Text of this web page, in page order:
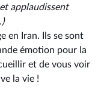
applaudissent
en Iran. Ils se sont
émotion pour la
et de vous voir
la vie !